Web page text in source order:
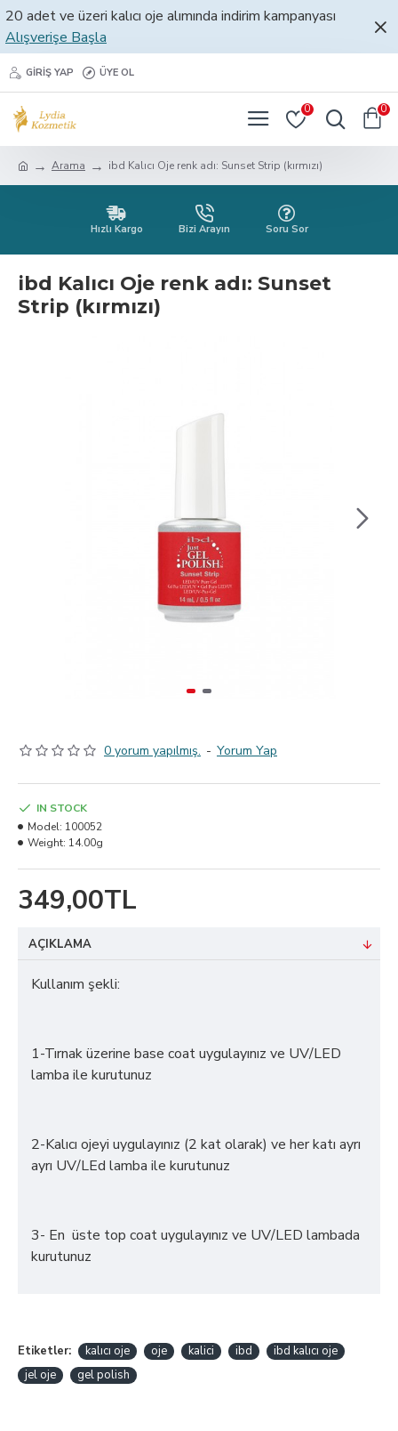
20 adet ve üzeri kalıcı oje alımında indirim kampanyası
Alışverişe Başla
GIRIŞ YAP ÜYE OL
0 0
Arama ibd Kalıcı Oje renk adı: Sunset Strip (kırmızı)
Hızlı Kargo Bizi Arayın Soru Sor
ibd Kalıcı Oje renk adı: Sunset
Strip (kırmızı)
0 yorum yapılmış. - Yorum Yap
349,00TL
IN STOCK
Model: 100052
Weight: 14.00g
AÇIKLAMA
Kullanım şekli:
1-Tırnak üzerine base coat uygulayınız ve UV/LED
lamba ile kurutunuz
2-Kalıcı ojeyi uygulayınız (2 kat olarak) ve her katı ayrı
ayrı UV/LEd lamba ile kurutunuz
3- En üste top coat uygulayınız ve UV/LED lambada
kurutunuz
Etiketler: kalıcı oje oje kalici ibd
ibd kalıcı oje
jel oje
gel polish